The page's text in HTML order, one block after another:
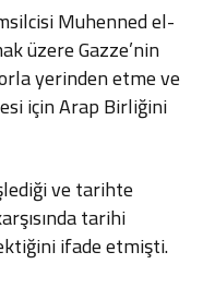
Muhenned el-
üzere Gazze’nin
yerinden etme ve
için Arap Birliğini
ve tarihte
tarihi
ifade etmişti.